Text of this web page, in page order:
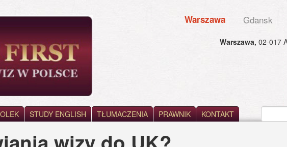
Warszawa Gdansk
Warszawa, 02-017
STUDY ENGLISH TŁUMACZENIA PRAWNIK KONTAKT